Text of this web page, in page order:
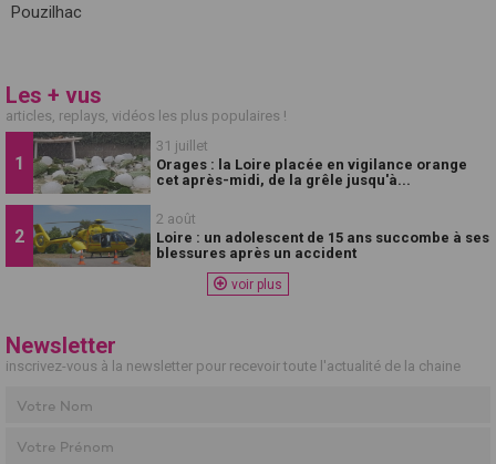
Pouzilhac
Les + vus
articles, replays, vidéos les plus populaires !
31 juillet
Orages : la Loire placée en vigilance orange
cet après-midi, de la grêle jusqu'à...
2 août
Loire : un adolescent de 15 ans succombe à ses
blessures après un accident
voir plus
Newsletter
inscrivez-vous à la newsletter pour recevoir toute l'actualité de la chaine